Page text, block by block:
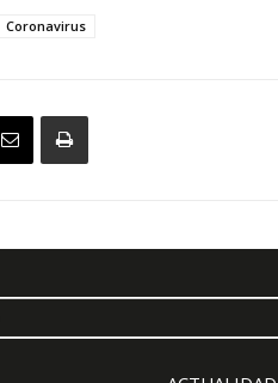
Coronavirus